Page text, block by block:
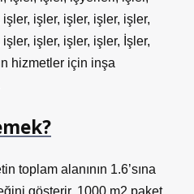
işler, işler, işler, işler,
işler, işler, işler, İşler,
hizmetler için inşa
toplam alanının 1.6’sına
gösterir. 1000 m2 paket